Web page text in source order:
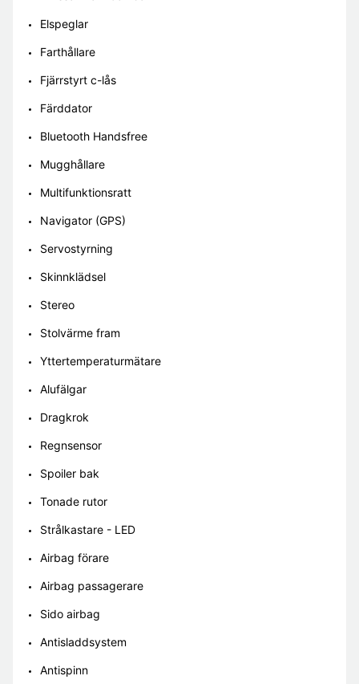
Elspeglar
Farthållare
Fjärrstyrt c-lås
Färddator
Bluetooth Handsfree
Mugghållare
Multifunktionsratt
Navigator (GPS)
Servostyrning
Skinnklädsel
Stereo
Stolvärme fram
Yttertemperaturmätare
Alufälgar
Dragkrok
Regnsensor
Spoiler bak
Tonade rutor
Strålkastare - LED
Airbag förare
Airbag passagerare
Sido airbag
Antisladdsystem
Antispinn